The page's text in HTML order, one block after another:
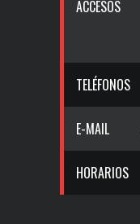
ACCESOS
TELÉFONOS
E-MAIL
HORARIOS